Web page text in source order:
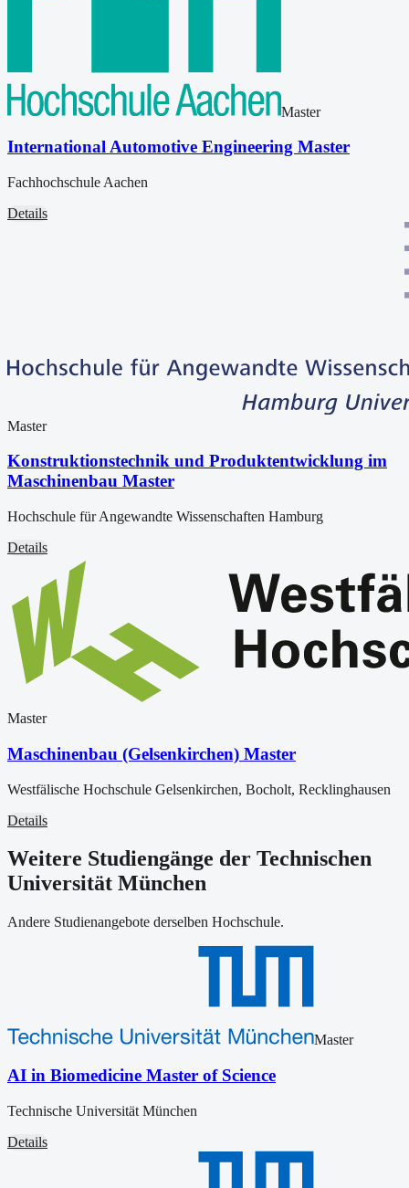
Master
International Automotive Engineering Master
Fachhochschule Aachen
Details
Master
Konstruktionstechnik und Produktentwicklung im
Maschinenbau Master
Hochschule für Angewandte Wissenschaften Hamburg
Details
Master
Maschinenbau (Gelsenkirchen) Master
Westfälische Hochschule Gelsenkirchen, Bocholt, Recklinghausen
Details
Weitere Studiengänge der Technischen
Universität München
Andere Studienangebote derselben Hochschule.
Master
AI in Biomedicine Master of Science
Technische Universität München
Details